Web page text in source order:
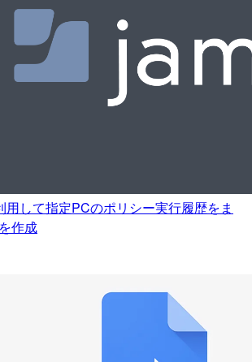
用して指定PCのポリシー実行履歴をま
作成